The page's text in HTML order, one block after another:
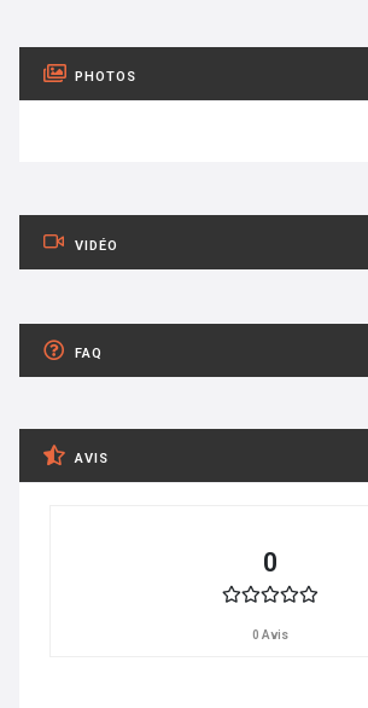
PHOTOS
VIDÉO
FAQ
AVIS
0
0 Avis